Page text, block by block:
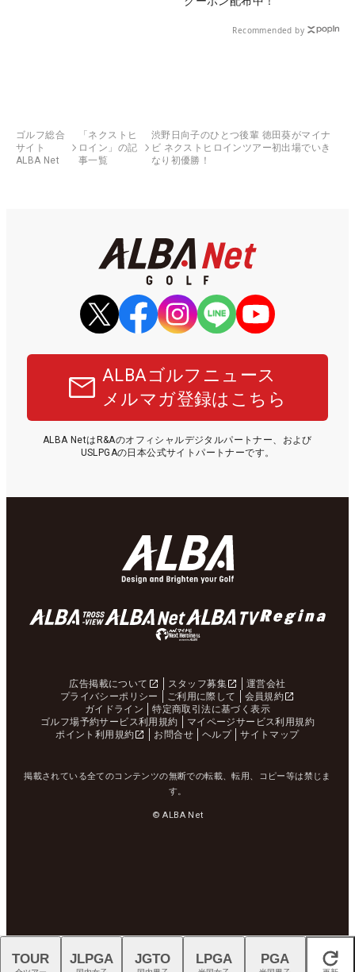
Recommended by
ゴルフ総合
サイト
ALBA Net
「ネクストヒ
ロイン」の記
事一覧
渋野日向子のひとつ後輩 徳田葵がマイナ
ビ ネクストヒロインツアー初出場でいき
なり初優勝！
ALBAゴルフニュース
メルマガ登録はこちら
ALBA NetはR&Aのオフィシャルデジタルパートナー、および
USLPGAの日本公式サイトパートナーです。
広告掲載について スタッフ募集
運営会社
プライバシーポリシー
ご利用に際して
会員規約
ガイドライン
特定商取引法に基づく表示
ゴルフ場予約サービス利用規約
マイページサービス利用規約
ポイント利用規約
お問合せ ヘルプ サイトマップ
掲載されている全てのコンテンツの無断での転載、転用、コピー等は禁じま
す。
© ALBA Net
閉じる
TOUR JLPGA JGTO LPGA PGA